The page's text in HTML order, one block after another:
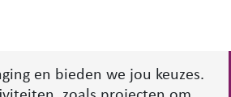
en bieden we jou keuzes.